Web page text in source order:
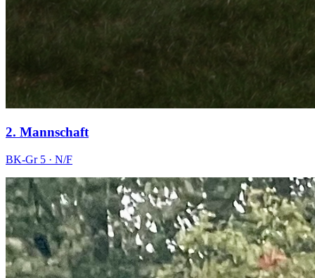
2. Mannschaft
BK-Gr 5 · N/F